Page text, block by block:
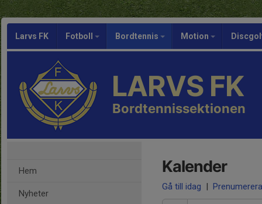
Larvs FK Fotboll Bordtennis Motion
LARVS FK
Bordtennissektionen
Hem
Nyheter
Kalender
Gå till idag | Prenumerera